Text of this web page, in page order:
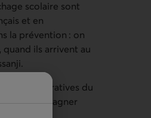
scolaire sont
et en
la prévention : on
quand ils arrivent au
administratives du
d’accompagner